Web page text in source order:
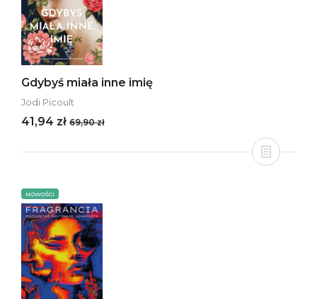
Gdybyś miała inne imię
Jodi Picoult
41,94 zł 69,90 zł
NOWOŚCI